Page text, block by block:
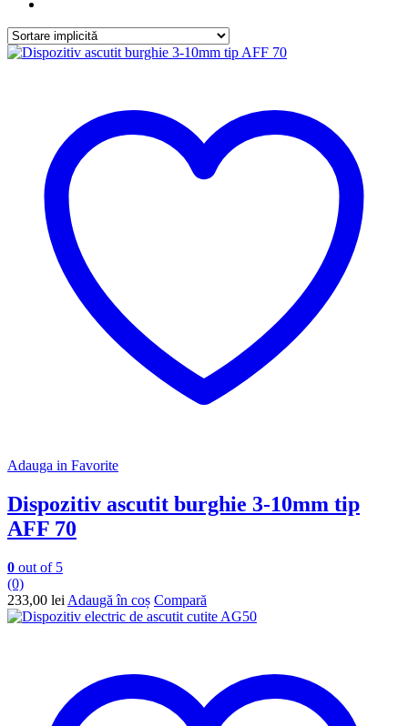
Adauga in Favorite
Dispozitiv ascutit burghie 3-10mm tip
AFF 70
0 out of 5
(0)
233,00 lei Adaugă în coș Compară